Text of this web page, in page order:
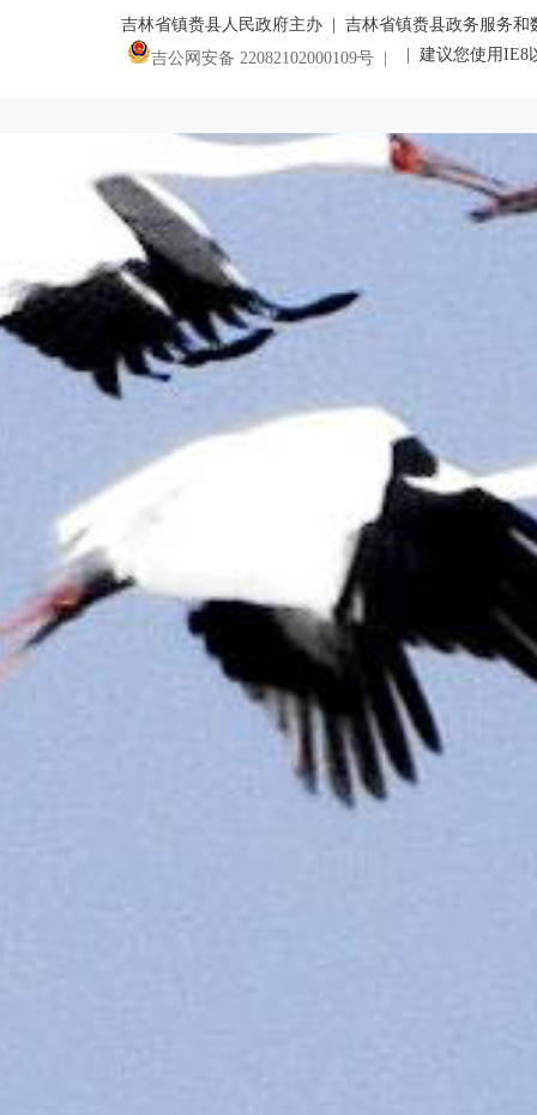
吉林省镇赉县人民政府主办 | 吉林省镇赉县政务服务
吉公网安备 22082102000109号 |
| 建议您使用IE8